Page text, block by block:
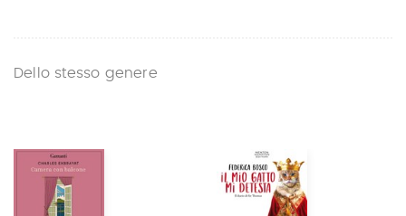
Dello stesso genere